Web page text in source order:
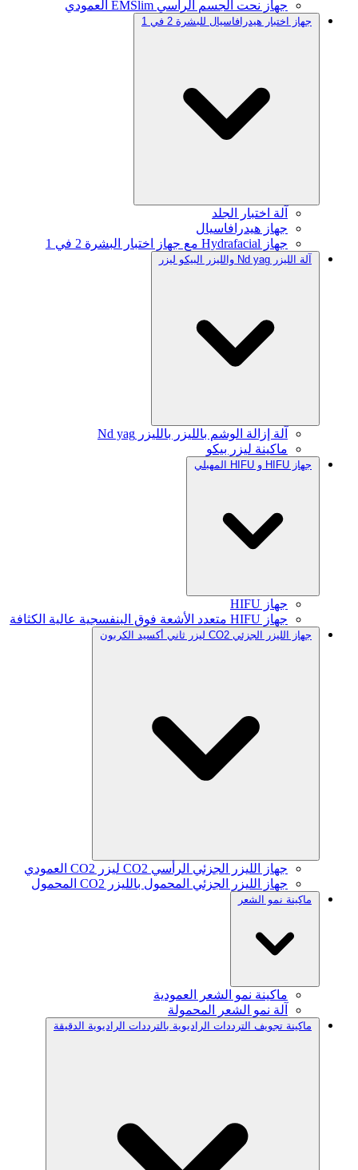
جهاز نحت الجسم الرأسي EMSlim العمودي
جهاز اختبار هيدرافاسيال للبشرة 2 في 1
آلة اختبار الجلد
جهاز هيدرافاسيال
جهاز Hydrafacial مع جهاز اختبار البشرة 2 في 1
آلة الليزر Nd yag والليزر البيكو ليزر
آلة إزالة الوشم بالليزر بالليزر Nd yag
ماكينة ليزر بيكو
جهاز HIFU و HIFU المهبلي
جهاز HIFU
جهاز HIFU متعدد الأشعة فوق البنفسجية عالية الكثافة
جهاز الليزر الجزئي CO2 ليزر ثاني أكسيد الكربون
جهاز الليزر الجزئي الرأسي CO2 ليزر CO2 العمودي
جهاز الليزر الجزئي المحمول بالليزر CO2 المحمول
ماكينة نمو الشعر
ماكينة نمو الشعر العمودية
آلة نمو الشعر المحمولة
ماكينة تجويف الترددات الراديوية بالترددات الراديوية الدقيقة